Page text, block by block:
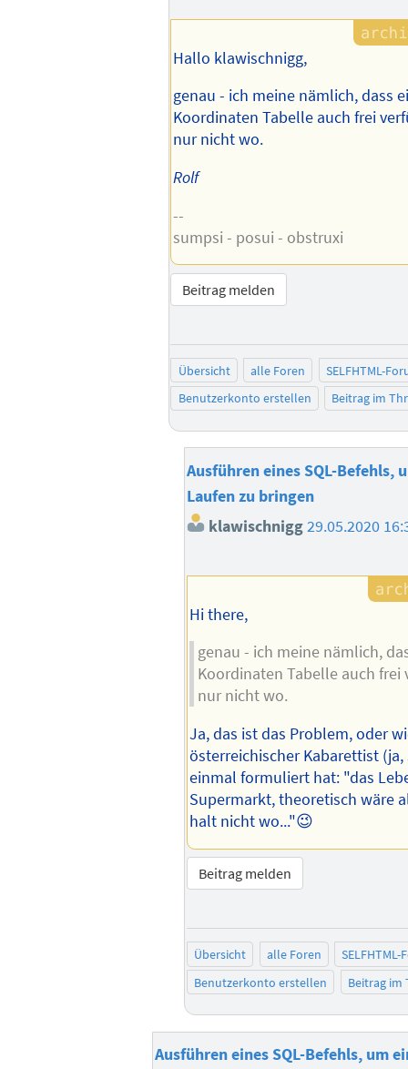
Hallo klawischnigg,
genau - ich meine nämlich, dass
Koordinaten Tabelle auch frei
nur nicht wo.
Rolf
--
sumpsi - posui - obstruxi
Beitrag melden
Übersicht alle Foren
SELFHTML-
Benutzerkonto erstellen
Beitrag im
Ausführen eines SQL-Befehls,
Laufen zu bringen
klawischnigg29.05.2020
Hi there,
genau - ich meine nämlich,
Koordinaten Tabelle auch frei
nur nicht wo.
Ja, das ist das Problem, oder
österreichischer Kabarettist
einmal formuliert hat: "das
Supermarkt, theoretisch wäre
halt nicht wo..."😉
Beitrag melden
Übersicht alle Foren
SELFHTML-
Benutzerkonto erstellen
Beitrag im
Ausführen eines SQL-Befehls, um